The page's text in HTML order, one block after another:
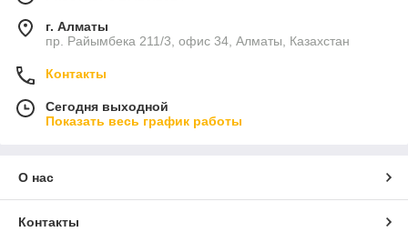
г. Алматы
пр. Райымбека 211/3, офис 34, Алматы, Казахстан
Контакты
Сегодня выходной
Показать весь график работы
О нас
Контакты